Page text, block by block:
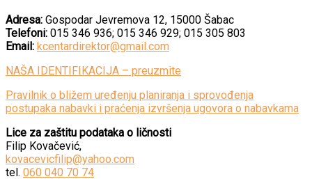
Adresa: Gospodar Jevremova 12, 15000 Šabac
Telefoni: 015 346 936; 015 346 929; 015 305 803
Email: kcentardirektor@gmail.com
NAŠA IDENTIFIKACIJA – preuzmite
Pravilnik o bližem uređenju planiranja i sprovođenja
postupaka nabavki i praćenja izvršenja ugovora o nabavkama
Lice za zaštitu podataka o ličnosti
Filip Kovačević,
kovacevicfilip@yahoo.com
tel. 060 040 70 74